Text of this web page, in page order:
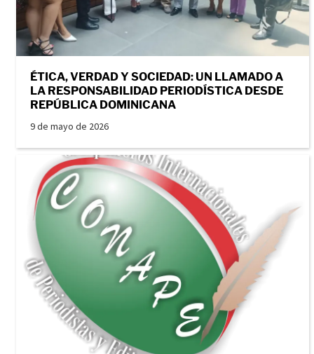
ÉTICA, VERDAD Y SOCIEDAD: UN LLAMADO A
LA RESPONSABILIDAD PERIODÍSTICA DESDE
REPÚBLICA DOMINICANA
9 de mayo de 2026